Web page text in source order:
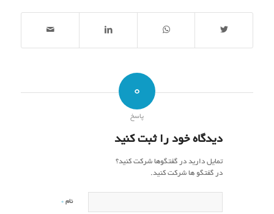
0
پاسخ
دیدگاه خود را ثبت کنید
تمایل دارید در گفتگوها شرکت کنید؟
در گفتگو ها شرکت کنید.
نام *